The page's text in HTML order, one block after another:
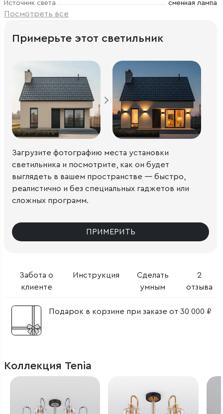
Источник света
сменная лампа
Посмотреть все
Забота о
клиенте
Инструкция
Сделать
умным
2
отзыва
Подарок в корзине при заказе от 30 000 ₽
Примерьте этот светильник
Загрузите фотографию места установки
светильника и посмотрите, как он будет
выглядеть в вашем пространстве — быстро,
реалистично и без специальных гаджетов или
сложных программ.
ПРИМЕРИТЬ
Коллекция Tenia